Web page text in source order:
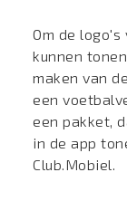
Om de
kunnen
maken van
een
een pakket,
in de app
Club.Mobiel.